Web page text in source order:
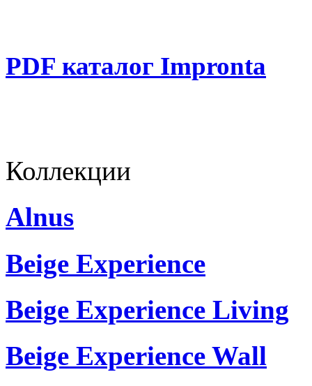
PDF каталог Impronta
Коллекции
Alnus
Beige Experience
Beige Experience Living
Beige Experience Wall